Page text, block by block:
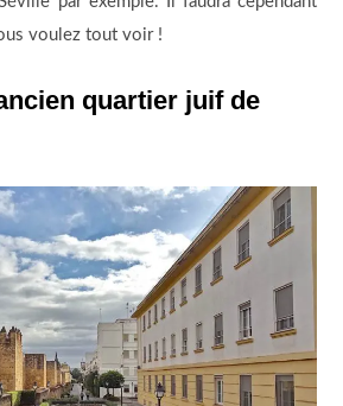
voulez tout voir !
quartier juif de